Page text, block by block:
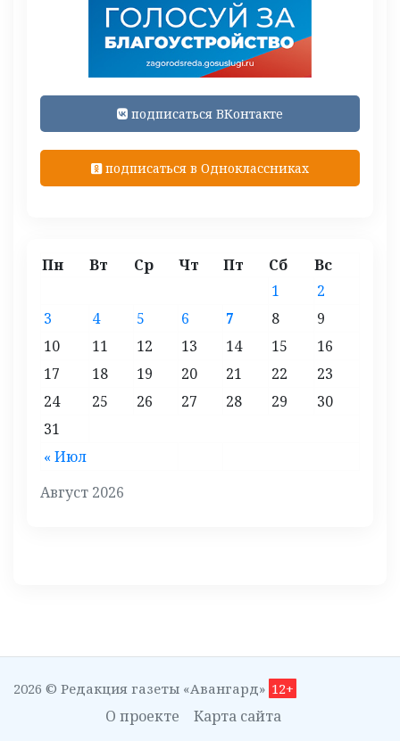
подписаться ВКонтакте
подписаться в Одноклассниках
Август 2026
Пн Вт Ср Чт Пт Сб Вс
« Июл
1
2
3
4 5 6 7 8
9
10
11 12 13 14 15
16
17
18 19 20 21 22
23
24
25 26 27 28 29
30
31
2026 © Редакция газеты «Авангард» 12+
О проекте Карта сайта